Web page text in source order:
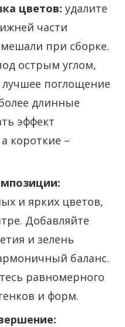
цветов: удалите
части
при сборке.
острым углом,
поглощение
длинные
эффект
короткие –
и ярких цветов,
Добавляйте
и зелень
баланс.
равномерного
и форм.